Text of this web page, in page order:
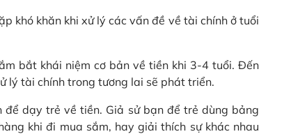
khó khăn khi xử lý các vấn đề về tài chính ở tuổi
bắt khái niệm cơ bản về tiền khi 3-4 tuổi. Đến
lý tài chính trong tương lai sẽ phát triển.
dạy trẻ về tiền. Giả sử bạn để trẻ dùng bảng
khi đi mua sắm, hay giải thích sự khác nhau